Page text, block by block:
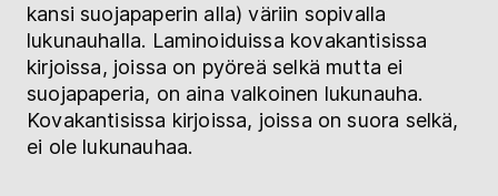
kansi suojapaperin alla) väriin sopivalla
lukunauhalla. Laminoiduissa kovakantisissa
kirjoissa, joissa on pyöreä selkä mutta ei
suojapaperia, on aina valkoinen lukunauha.
Kovakantisissa kirjoissa, joissa on suora selkä,
ei ole lukunauhaa.